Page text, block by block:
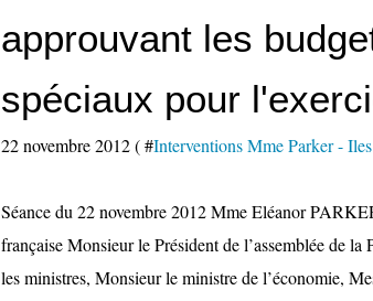
approuvant les
spéciaux pour
22 novembre 2012 ( #Interventions Mme Parker -
Séance du 22 novembre 2012 Mme Eléanor
française Monsieur le Président de l’assemblée de
les ministres, Monsieur le ministre de l’économie,